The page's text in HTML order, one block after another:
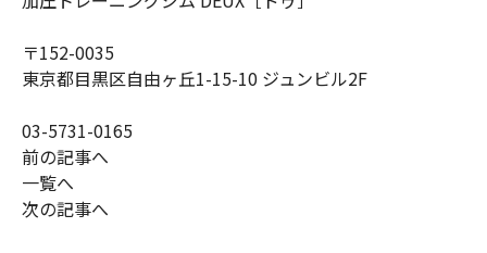
〒152-0035
東京都目黒区自由ヶ丘1-15-10 ジュンビル2F
03-5731-0165
前の記事へ
一覧へ
次の記事へ